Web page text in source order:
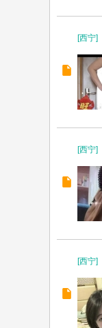
[西宁]
[西宁]
[西宁]